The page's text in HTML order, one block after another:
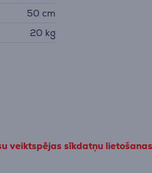
50 cm
20 kg
veiktspējas sīkdatņu